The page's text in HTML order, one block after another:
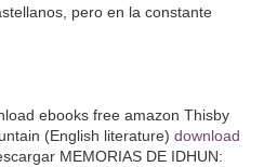
pero en la constante
ebooks free amazon Thisby
(English literature) download
MEMORIAS DE IDHUN: